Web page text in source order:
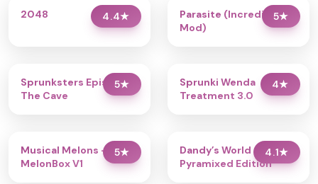
4.4★
2048 5★
Parasite (Incredibox
Mod)
5★
Sprunksters Episode 2:
The Cave
4★
Sprunki Wenda
Treatment 3.0
5★
Musical Melons –
MelonBox V1
4.1★
Dandy’s World
Pyramixed Edition